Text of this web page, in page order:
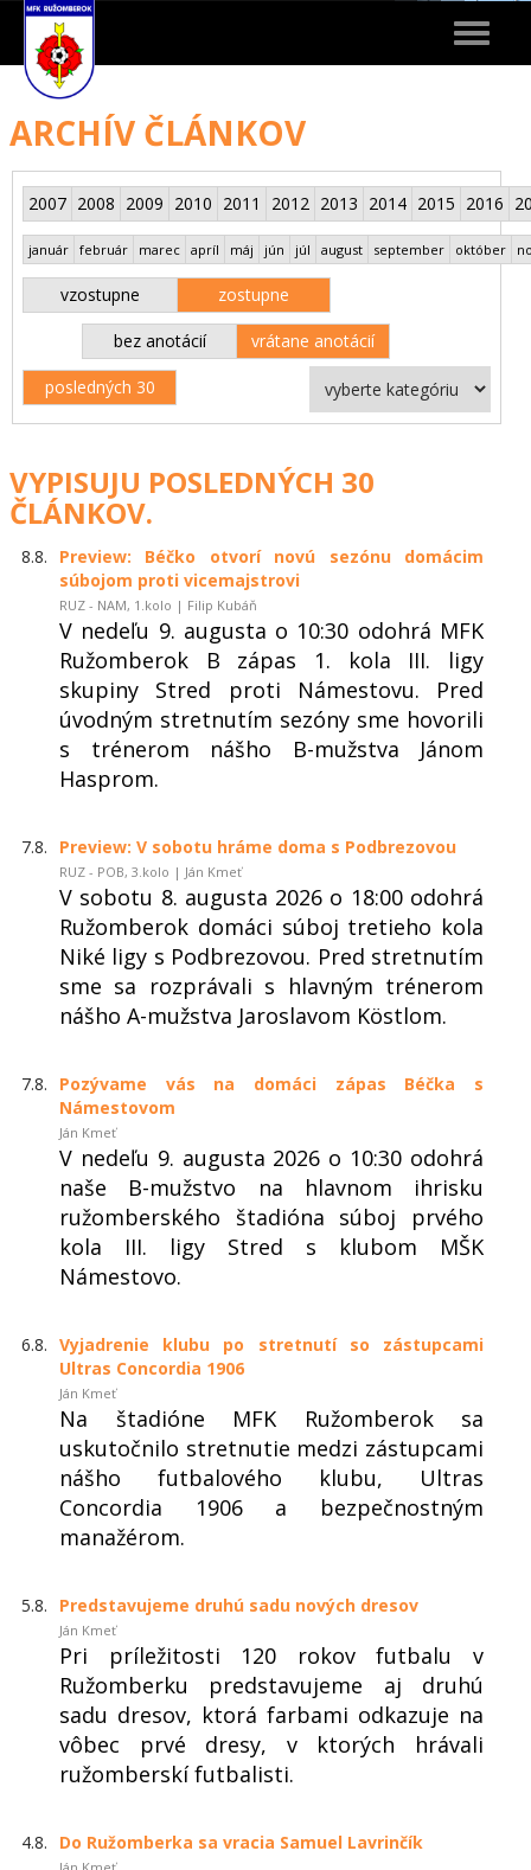
Toggle
ARCHÍV ČLÁNKOV
2007 2008 2009 2010 2011 2012 2013 2014 2015 2016
január február marec apríl máj jún júl august september október
vzostupne zostupne
bez anotácií vrátane anotácií
posledných 30
VYPISUJU POSLEDNÝCH 30
ČLÁNKOV.
8.8.
Preview: Béčko otvorí novú sezónu domácim
súbojom proti vicemajstrovi
RUZ - NAM, 1.kolo | Filip Kubáň
V nedeľu 9. augusta o 10:30 odohrá MFK
Ružomberok B zápas 1. kola III. ligy
skupiny Stred proti Námestovu. Pred
úvodným stretnutím sezóny sme hovorili
s trénerom nášho B-mužstva Jánom
Hasprom.
7.8. Preview: V sobotu hráme doma s Podbrezovou
RUZ - POB, 3.kolo | Ján Kmeť
V sobotu 8. augusta 2026 o 18:00 odohrá
Ružomberok domáci súboj tretieho kola
Niké ligy s Podbrezovou. Pred stretnutím
sme sa rozprávali s hlavným trénerom
nášho A-mužstva Jaroslavom Köstlom.
7.8.
Pozývame vás na domáci zápas Béčka s
Námestovom
Ján Kmeť
V nedeľu 9. augusta 2026 o 10:30 odohrá
naše B-mužstvo na hlavnom ihrisku
ružomberského štadióna súboj prvého
kola III. ligy Stred s klubom MŠK
Námestovo.
6.8. Vyjadrenie klubu po stretnutí so zástupcami
Ultras Concordia 1906
Ján Kmeť
Na štadióne MFK Ružomberok sa
uskutočnilo stretnutie medzi zástupcami
nášho futbalového klubu, Ultras
Concordia 1906 a bezpečnostným
manažérom.
5.8. Predstavujeme druhú sadu nových dresov
Ján Kmeť
Pri príležitosti 120 rokov futbalu v
Ružomberku predstavujeme aj druhú
sadu dresov, ktorá farbami odkazuje na
vôbec prvé dresy, v ktorých hrávali
ružomberskí futbalisti.
4.8. Do Ružomberka sa vracia Samuel Lavrinčík